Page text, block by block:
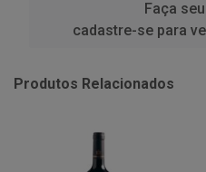
Faça
cadastre-se para
Produtos Relacionados